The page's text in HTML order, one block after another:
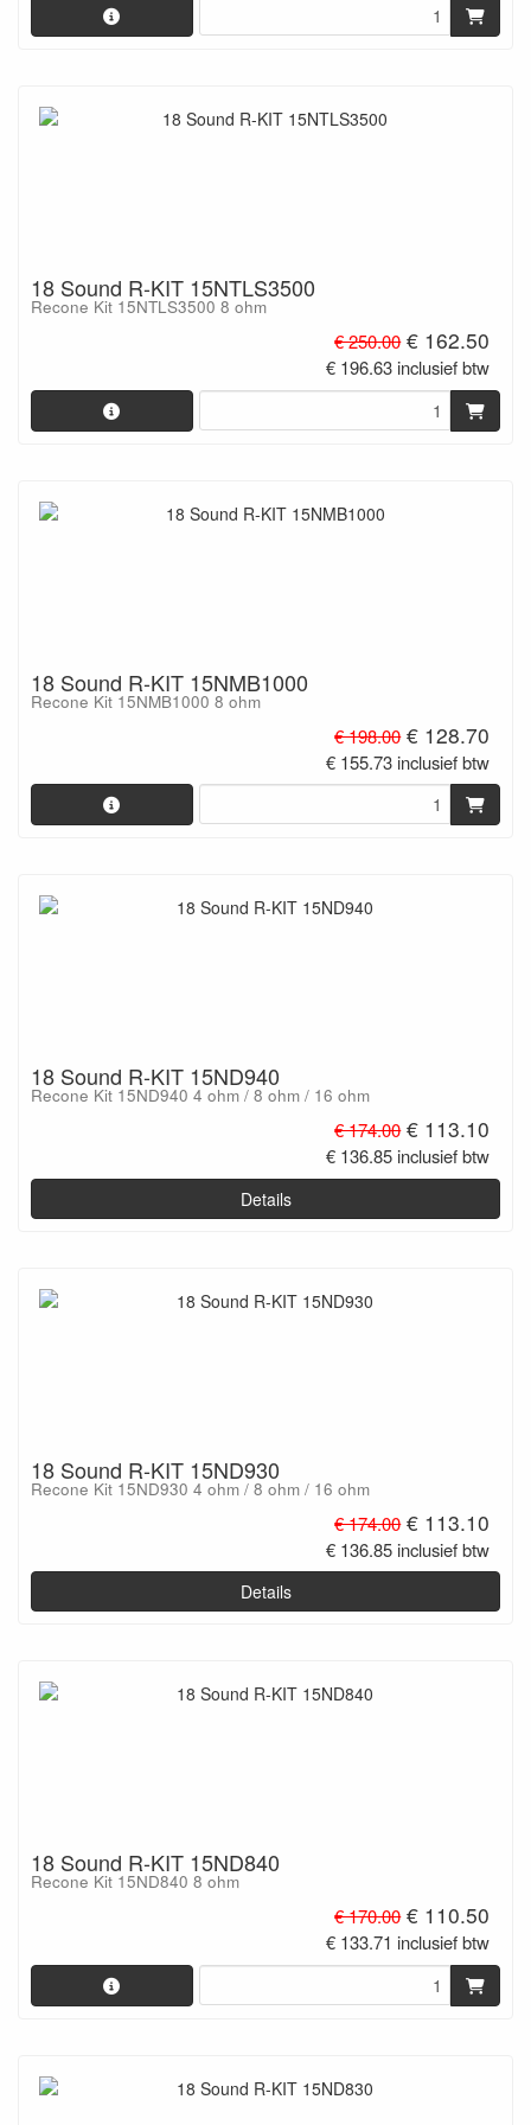
18 Sound R-KIT 15NTLS3500
Recone Kit 15NTLS3500 8 ohm
€ 250.00 € 162.50
€ 196.63 inclusief btw
18 Sound R-KIT 15NMB1000
Recone Kit 15NMB1000 8 ohm
€ 198.00 € 128.70
€ 155.73 inclusief btw
18 Sound R-KIT 15ND940
Recone Kit 15ND940 4 ohm / 8 ohm / 16 ohm
€ 174.00 € 113.10
€ 136.85 inclusief btw
Details
18 Sound R-KIT 15ND930
Recone Kit 15ND930 4 ohm / 8 ohm / 16 ohm
€ 174.00 € 113.10
€ 136.85 inclusief btw
Details
18 Sound R-KIT 15ND840
Recone Kit 15ND840 8 ohm
€ 170.00 € 110.50
€ 133.71 inclusief btw